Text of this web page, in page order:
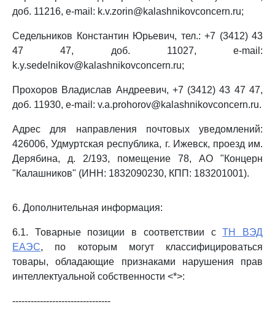
доб. 11216, e-mail: k.v.zorin@kalashnikovconcern.ru;
Седельников Константин Юрьевич, тел.: +7 (3412) 43
47 47, доб. 11027, e-mail:
k.y.sedelnikov@kalashnikovconcern.ru;
Прохоров Владислав Андреевич, +7 (3412) 43 47 47,
доб. 11930, e-mail: v.a.prohorov@kalashnikovconcern.ru.
Адрес для направления почтовых уведомлений:
426006, Удмуртская республика, г. Ижевск, проезд им.
Дерябина, д. 2/193, помещение 78, АО "Концерн
"Калашников" (ИНН: 1832090230, КПП: 183201001).
6. Дополнительная информация:
6.1. Товарные позиции в соответствии сТН ВЭД
ЕАЭС, по которым могут классифицироваться
товары, обладающие признаками нарушения прав
интеллектуальной собственности <*>:
--------------------------------